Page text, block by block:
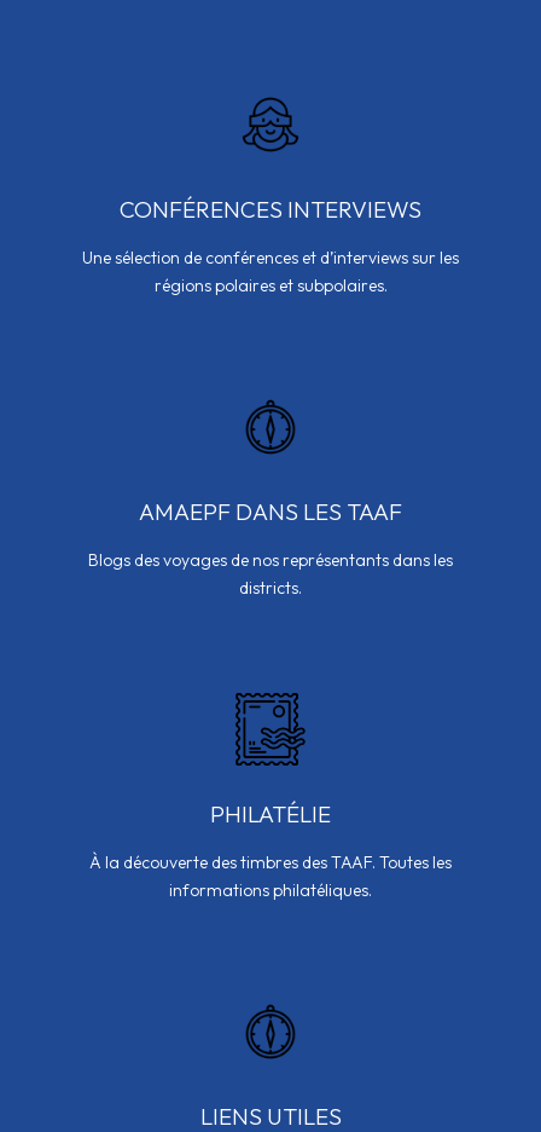
CONFÉRENCES INTERVIEWS
Une sélection de conférences et d’interviews sur les
régions polaires et subpolaires.
AMAEPF DANS LES TAAF
Blogs des voyages de nos représentants dans les
districts.
PHILATÉLIE
À la découverte des timbres des TAAF. Toutes les
informations philatéliques.
LIENS UTILES